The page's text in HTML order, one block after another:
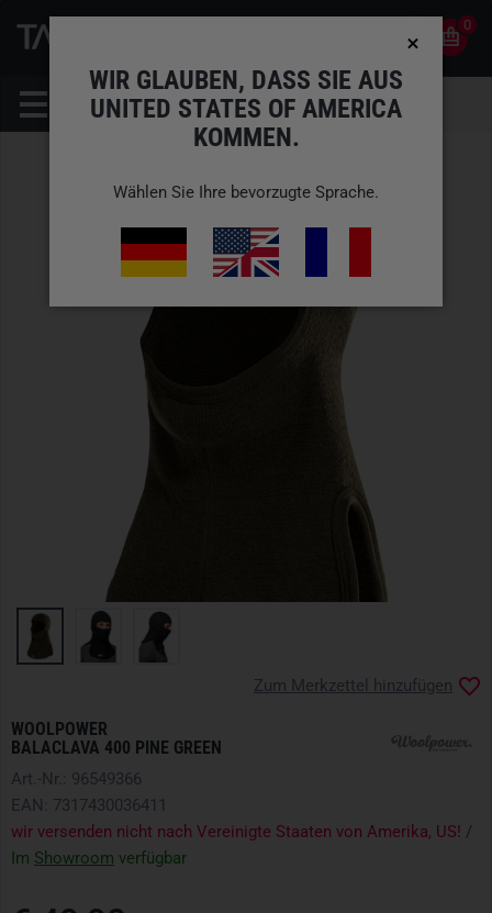
0
WOOLPOWER
BALACLAVA 400 PINE GREEN
Zum Merkzettel hinzufügen
Art.-Nr.: 96549366
EAN: 7317430036411
wir versenden nicht nach Vereinigte Staaten von Amerika, US! /
Im Showroom verfügbar
WIR GLAUBEN, DASS SIE AUS
UNITED STATES OF AMERICA
KOMMEN.
Wählen Sie Ihre bevorzugte Sprache.